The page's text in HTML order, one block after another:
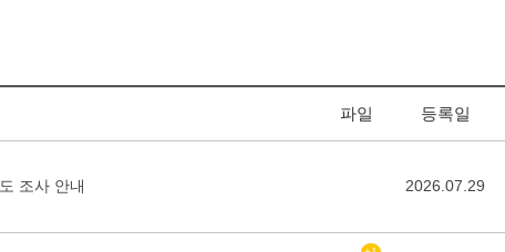
파일 등록일
조사 안내 2026.07.29